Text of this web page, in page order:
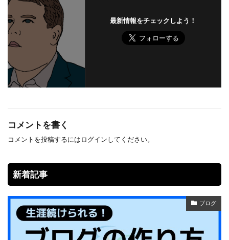
最新情報をチェックしよう！
コメントを書く
コメントを投稿するにはログインしてください。
新着記事
ブログ